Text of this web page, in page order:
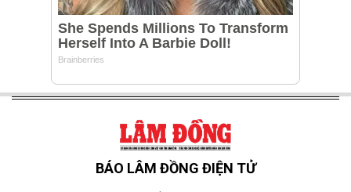
BÁO LÂM ĐỒNG ĐIỆN TỬ